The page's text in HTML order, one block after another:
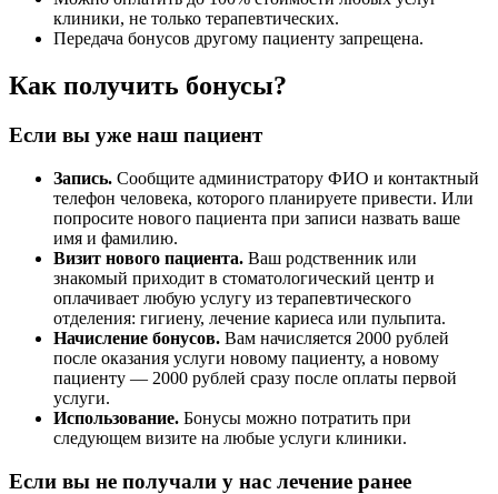
клиники, не только терапевтических.
Передача бонусов другому пациенту запрещена.
Как получить бонусы?
Если вы уже наш пациент
Запись. Сообщите администратору ФИО и контактный
телефон человека, которого планируете привести. Или
попросите нового пациента при записи назвать ваше
имя и фамилию.
Визит нового пациента. Ваш родственник или
знакомый приходит в стоматологический центр и
оплачивает любую услугу из терапевтического
отделения: гигиену, лечение кариеса или пульпита.
Начисление бонусов. Вам начисляется 2000 рублей
после оказания услуги новому пациенту, а новому
пациенту — 2000 рублей сразу после оплаты первой
услуги.
Использование. Бонусы можно потратить при
следующем визите на любые услуги клиники.
Если вы не получали у нас лечение ранее